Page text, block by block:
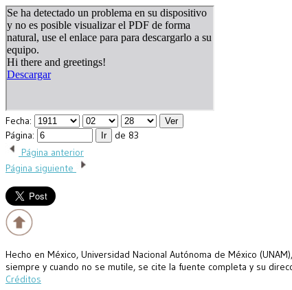
Fecha:
Página:
de 83
Página anterior
Página siguiente
Hecho en México, Universidad Nacional Autónoma de México
siempre y cuando no se mutile, se cite la fuente completa y su
Créditos